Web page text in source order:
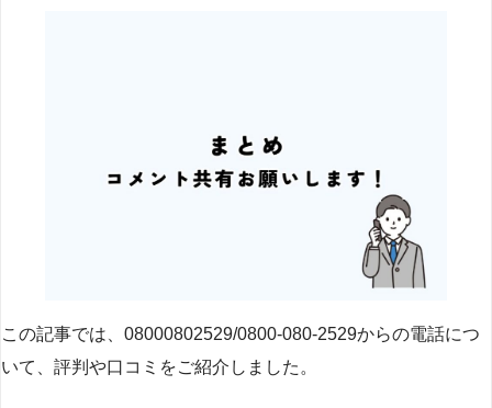
この記事では、08000802529/0800-080-2529からの電話につ
いて、評判や口コミをご紹介しました。